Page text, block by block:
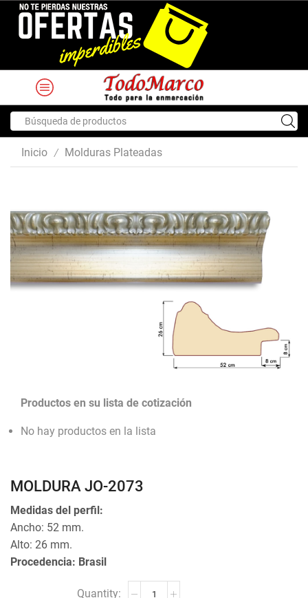
input
Inicio / Molduras Plateadas
Productos en su lista de cotización
No hay productos en la lista
MOLDURA JO-2073
Medidas del perfil:
Ancho: 52 mm.
Alto: 26 mm.
Procedencia: Brasil